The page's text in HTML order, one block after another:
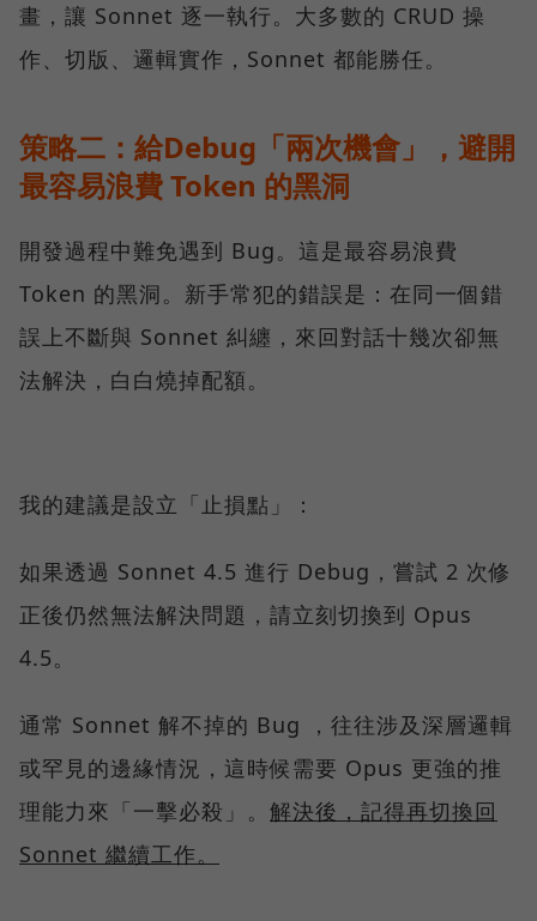
畫，讓 Sonnet 逐一執行。大多數的 CRUD 操
作、切版、邏輯實作，Sonnet 都能勝任。
策略二：給Debug「兩次機會」，避開
最容易浪費 Token 的黑洞
開發過程中難免遇到 Bug。這是最容易浪費
Token 的黑洞。新手常犯的錯誤是：在同一個錯
誤上不斷與 Sonnet 糾纏，來回對話十幾次卻無
法解決，白白燒掉配額。
我的建議是設立「止損點」：
如果透過 Sonnet 4.5 進行 Debug，嘗試 2 次修
正後仍然無法解決問題，請立刻切換到 Opus
4.5。
通常 Sonnet 解不掉的 Bug ，往往涉及深層邏輯
或罕見的邊緣情況，這時候需要 Opus 更強的推
理能力來「一擊必殺」。 解決後，記得再切換回
Sonnet 繼續工作。